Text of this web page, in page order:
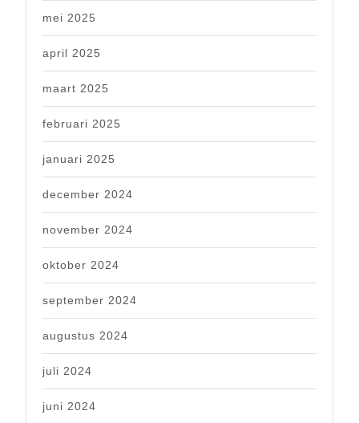
mei 2025
april 2025
maart 2025
februari 2025
januari 2025
december 2024
november 2024
oktober 2024
september 2024
augustus 2024
juli 2024
juni 2024